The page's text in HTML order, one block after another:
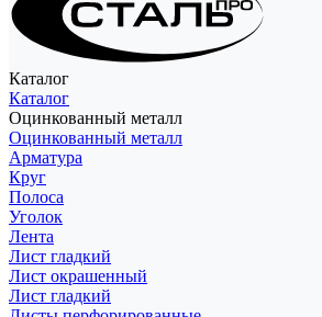
Каталог
Каталог
Оцинкованный металл
Оцинкованный металл
Арматура
Круг
Полоса
Уголок
Лента
Лист гладкий
Лист окрашенный
Лист гладкий